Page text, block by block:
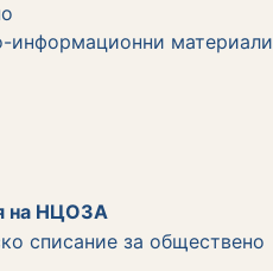
информационни материали
на НЦОЗА
списание за обществено